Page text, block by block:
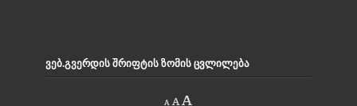
ᲕᲔᲑ.ᲒᲕᲔᲠᲓᲘᲡ ᲨᲠᲘᲤᲢᲘᲡ ᲖᲝᲛᲘᲡ ᲪᲕᲚᲘᲚᲔᲑᲐ
A
Decrease
A Reset
A